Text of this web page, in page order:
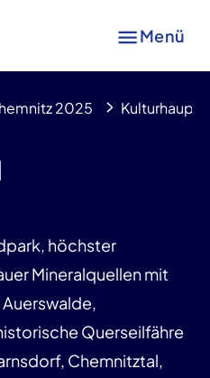
Menü
2025
höchster
Mineralquellen mit
Querseilfähre
Chemnitztal,